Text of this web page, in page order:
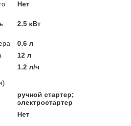
Нет
2.5 кВт
0.6 л
12 л
1.2 л/ч
ручной стартер;
электростартер
Нет